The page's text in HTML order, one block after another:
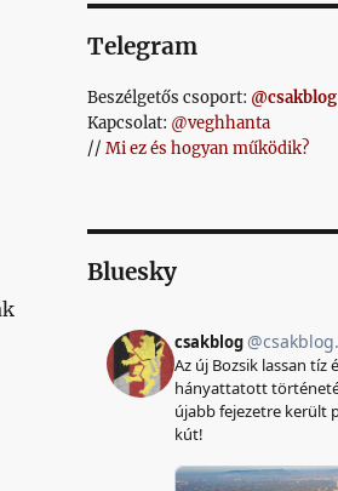
Telegram
Beszélgetős csoport: @csakblog
Kapcsolat: @veghhanta
// Mi ez és hogyan működik?
Bluesky